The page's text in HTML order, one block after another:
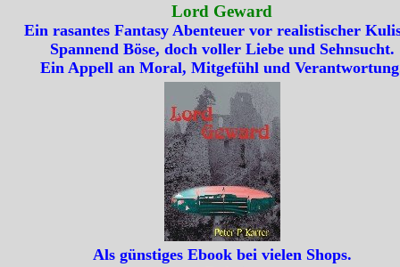
Lord Geward
Ein rasantes Fantasy Abenteuer vor realistischer
Spannend Böse, doch voller Liebe und Sehnsucht.
Ein Appell an Moral, Mitgefühl und
Als günstiges Ebook bei vielen Shops.